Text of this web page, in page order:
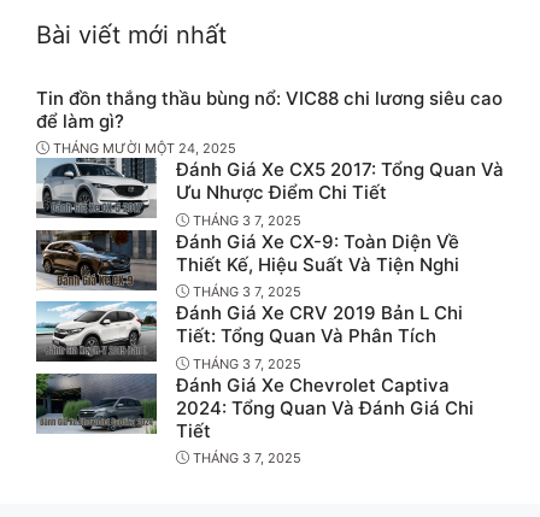
Bài viết mới nhất
Tin đồn thắng thầu bùng nổ: VIC88 chi lương siêu cao
để làm gì?
THÁNG MƯỜI MỘT 24, 2025
Đánh Giá Xe CX5 2017: Tổng Quan Và
Ưu Nhược Điểm Chi Tiết
THÁNG 3 7, 2025
Đánh Giá Xe CX-9: Toàn Diện Về
Thiết Kế, Hiệu Suất Và Tiện Nghi
THÁNG 3 7, 2025
Đánh Giá Xe CRV 2019 Bản L Chi
Tiết: Tổng Quan Và Phân Tích
THÁNG 3 7, 2025
Đánh Giá Xe Chevrolet Captiva
2024: Tổng Quan Và Đánh Giá Chi
Tiết
THÁNG 3 7, 2025